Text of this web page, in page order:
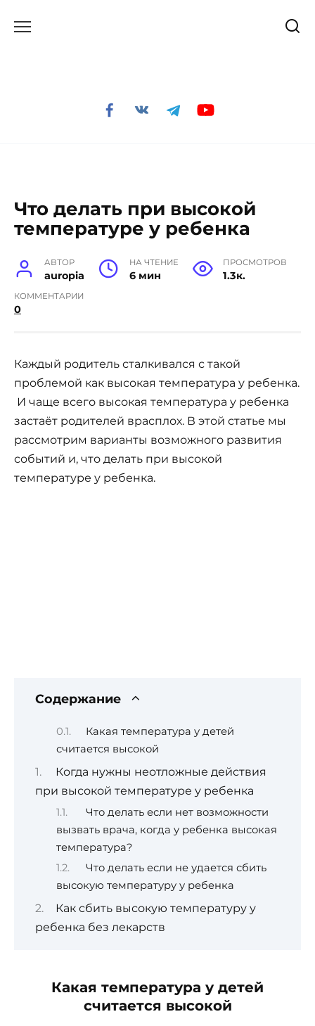
Что делать при высокой
температуре у ребенка
АВТОР
auropia
НА ЧТЕНИЕ
6 мин
ПРОСМОТРОВ
1.3к.
КОММЕНТАРИИ
0
Каждый родитель сталкивался с такой
проблемой как высокая температура у ребенка.
И чаще всего высокая температура у ребенка
застаёт родителей врасплох. В этой статье мы
рассмотрим варианты возможного развития
событий и, что делать при высокой
температуре у ребенка.
Содержание
Какая температура у детей
считается высокой
Когда нужны неотложные действия
при высокой температуре у ребенка
Что делать если нет возможности
вызвать врача, когда у ребенка высокая
температура?
Что делать если не удается сбить
высокую температуру у ребенка
Как сбить высокую температуру у
ребенка без лекарств
Какая температура у детей
считается высокой